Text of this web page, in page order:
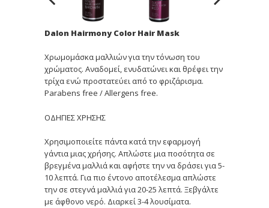
Dalon Hairmony Color Hair Mask
Χρωμομάσκα μαλλιών για την τόνωση του
χρώματος. Αναδομεί, ενυδατώνει και θρέφει την
τρίχα ενώ προστατεύει από το φριζάρισμα.
Parabens free / Allergens free.
ΟΔΗΓΙΕΣ ΧΡΗΣΗΣ
Χρησιμοποιείτε πάντα κατά την εφαρμογή
γάντια μιας χρήσης. Απλώστε μια ποσότητα σε
βρεγμένα μαλλιά και αφήστε την να δράσει για 5-
10 λεπτά. Για πιο έντονο αποτέλεσμα απλώστε
την σε στεγνά μαλλιά για 20-25 λεπτά. Ξεβγάλτε
με άφθονο νερό. Διαρκεί 3-4 λουσίματα.